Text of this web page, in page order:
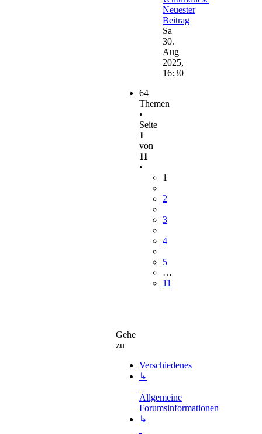
Neuester
Beitrag
Sa
30.
Aug
2025,
16:30
64
Themen
•
Seite
1
von
11
•
1
2
3
4
5
…
11
Gehe
zu
Verschiedenes
↳
Allgemeine
Forumsinformationen
↳